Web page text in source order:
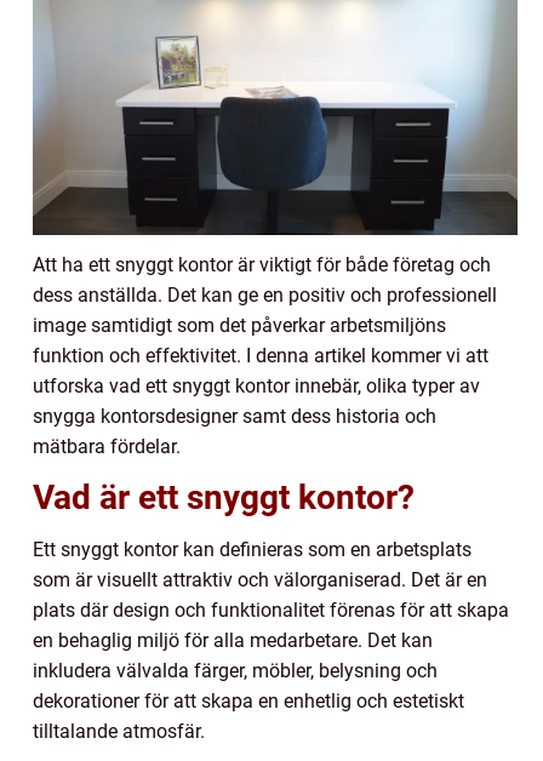
Att ha ett snyggt kontor är viktigt för både företag och
dess anställda. Det kan ge en positiv och professionell
image samtidigt som det påverkar arbetsmiljöns
funktion och effektivitet. I denna artikel kommer vi att
utforska vad ett snyggt kontor innebär, olika typer av
snygga kontorsdesigner samt dess historia och
mätbara fördelar.
Vad är ett snyggt kontor?
Ett snyggt kontor kan definieras som en arbetsplats
som är visuellt attraktiv och välorganiserad. Det är en
plats där design och funktionalitet förenas för att skapa
en behaglig miljö för alla medarbetare. Det kan
inkludera välvalda färger, möbler, belysning och
dekorationer för att skapa en enhetlig och estetiskt
tilltalande atmosfär.